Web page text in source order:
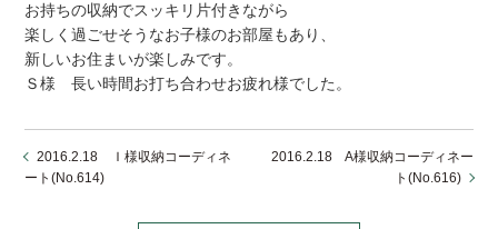
お持ちの収納でスッキリ片付きながら
楽しく過ごせそうなお子様のお部屋もあり、
新しいお住まいが楽しみです。
Ｓ様 長い時間お打ち合わせお疲れ様でした。
2016.2.18 Ｉ様収納コーディネ
ート(No.614)
2016.2.18 A様収納コーディネー
ト(No.616)